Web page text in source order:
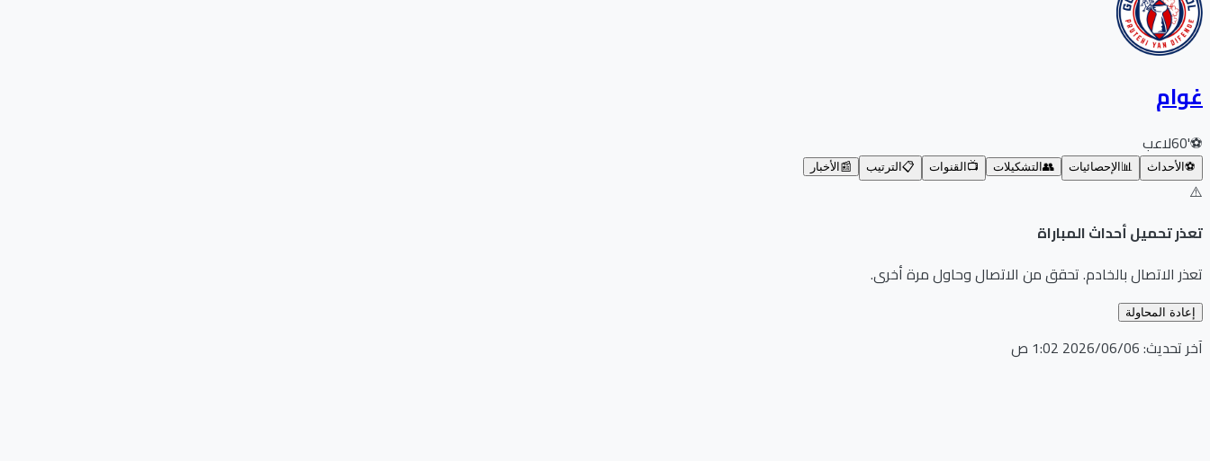
غوام
⚽
60'لاعب
⚽الأحداث 📊الإحصائيات 👥التشكيلات 📺القنوات 📋الترتيب 📰الأخبار
⚠️
تعذر تحميل أحداث المباراة
تعذر الاتصال بالخادم. تحقق من الاتصال وحاول مرة أخرى.
إعادة المحاولة
آخر تحديث:06‏/06‏/2026 1:02 ص